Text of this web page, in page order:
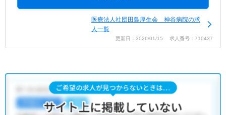
医療法人社団田島厚生会 神谷病院の求
人一覧
更新日：2026/01/15 求人番号：710437